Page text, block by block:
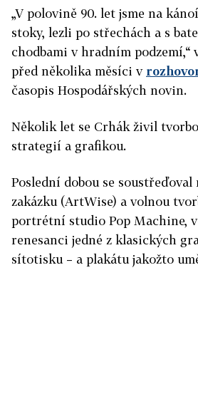
„V polovině 90. let jsme na
stoky, lezli po střechách a s
chodbami v hradním podzemí,“
před několika měsíci v
časopis Hospodářských novin.
Několik let se Crhák živil
strategií a grafikou.
Poslední dobou se
zakázku (ArtWise) a volnou
portrétní studio Pop Machine,
renesanci jedné z klasických
sítotisku – a plakátu jakožto